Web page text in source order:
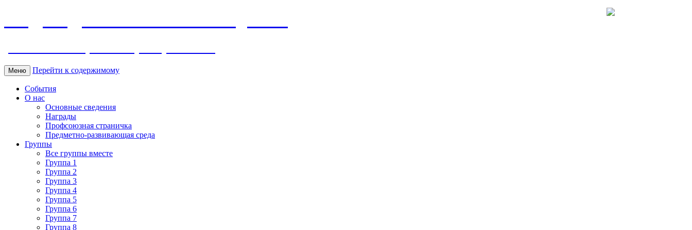
Меню Перейти к содержимому
События
О нас
Основные сведения
Награды
Профсоюзная страничка
Предметно-развивающая среда
Группы
Все группы вместе
Группа 1
Группа 2
Группа 3
Группа 4
Группа 5
Группа 6
Группа 7
Группа 8